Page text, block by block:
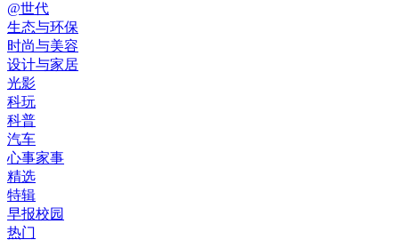
@世代
生态与环保
时尚与美容
设计与家居
光影
科玩
科普
汽车
心事家事
精选
特辑
早报校园
热门